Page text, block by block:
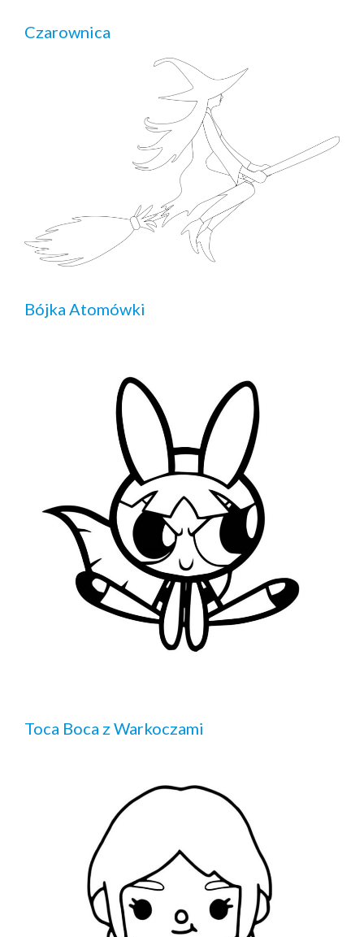
Czarownica
Bójka Atomówki
Toca Boca z Warkoczami